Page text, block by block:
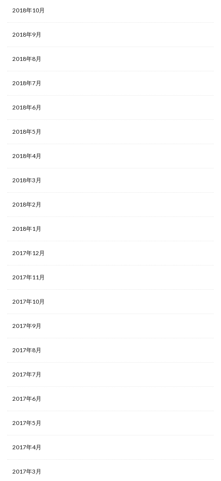
2018年10月
2018年9月
2018年8月
2018年7月
2018年6月
2018年5月
2018年4月
2018年3月
2018年2月
2018年1月
2017年12月
2017年11月
2017年10月
2017年9月
2017年8月
2017年7月
2017年6月
2017年5月
2017年4月
2017年3月